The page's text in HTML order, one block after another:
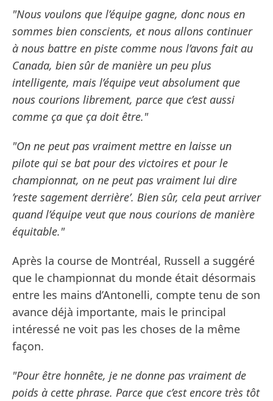
"Nous voulons que l’équipe gagne, donc nous en
sommes bien conscients, et nous allons continuer
à nous battre en piste comme nous l’avons fait au
Canada, bien sûr de manière un peu plus
intelligente, mais l’équipe veut absolument que
nous courions librement, parce que c’est aussi
comme ça que ça doit être."
"On ne peut pas vraiment mettre en laisse un
pilote qui se bat pour des victoires et pour le
championnat, on ne peut pas vraiment lui dire
’reste sagement derrière’. Bien sûr, cela peut arriver
quand l’équipe veut que nous courions de manière
équitable."
Après la course de Montréal, Russell a suggéré
que le championnat du monde était désormais
entre les mains d’Antonelli, compte tenu de son
avance déjà importante, mais le principal
intéressé ne voit pas les choses de la même
façon.
"Pour être honnête, je ne donne pas vraiment de
poids à cette phrase. Parce que c’est encore très tôt